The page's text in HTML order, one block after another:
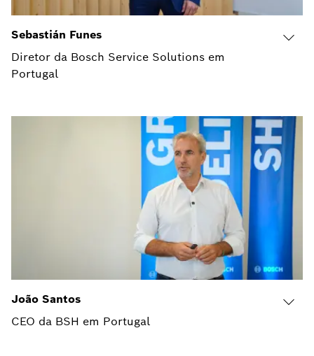
Sebastián Funes
Diretor da Bosch Service Solutions em
Portugal
João Santos
CEO da BSH em Portugal